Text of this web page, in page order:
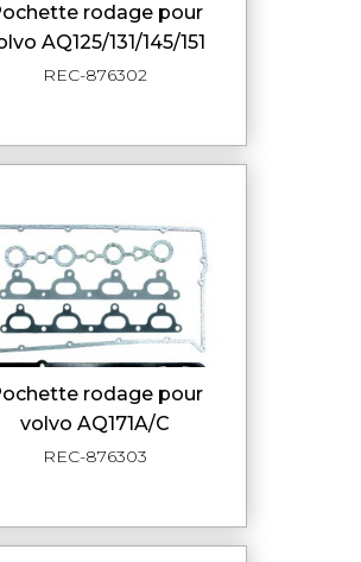
AQ125/131/145/151
REC-876302
volvo AQ171A/C
REC-876303